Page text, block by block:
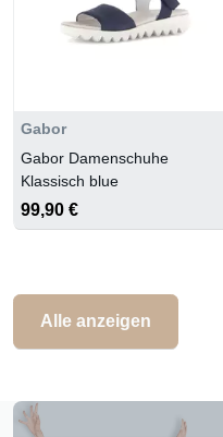
Gabor
Gabor Damenschuhe
Klassisch blue
99,90 €
Alle anzeigen